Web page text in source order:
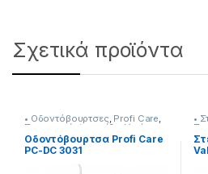
Σχετικά προϊόντα
• Οδοντόβουρτσες, Profi Care,
Προσωπική Φροντίδα ,Υγεία-
Ευεξία
Οδοντόβουρτσα Profi Care
PC-DC 3031
•